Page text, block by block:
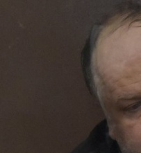
Перейти к основному содержанию